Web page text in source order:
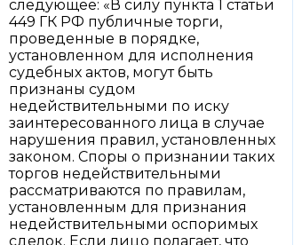
следующее: «В силу пункта 1 статьи
449 ГК РФ публичные торги,
проведенные в порядке,
установленном для исполнения
судебных актов, могут быть
признаны судом
недействительными по иску
заинтересованного лица в случае
нарушения правил, установленных
законом. Споры о признании таких
торгов недействительными
рассматриваются по правилам,
установленным для признания
недействительными оспоримых
сделок. Если лицо полагает, что